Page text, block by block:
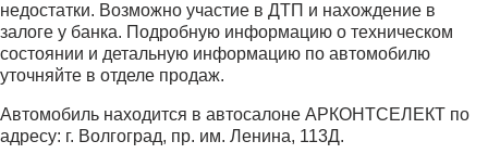
недостатки. Возможно участие в ДТП и нахождение в
залоге у банка. Подробную информацию о техническом
состоянии и детальную информацию по автомобилю
уточняйте в отделе продаж.
Автомобиль находится в автосалоне АРКОНТСЕЛЕКТ по
адресу: г. Волгоград, пр. им. Ленина, 113Д.